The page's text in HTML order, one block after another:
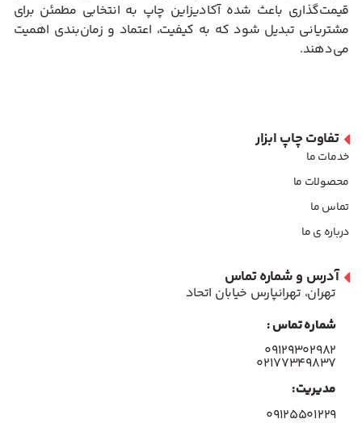
قیمت‌گذاری باعث شده آکادیزاین چاپ به انتخابی مطمئن برای
مشتریانی تبدیل شود که به کیفیت، اعتماد و زمان‌بندی اهمیت
می‌دهند.
تفاوت چاپ ابزار
خدمات ما
محصولات ما
تماس ما
درباره ی ما
آدرس و شماره تماس
تهران، تهرانپارس خیابان اتحاد
شماره تماس :
۰۹۱۲۹۳۰۲۹۸۲
۰۲۱۷۷۳۴۹۸۳۷
مدیریت:
۰۹۱۲۵۵۰۱۲۲۹